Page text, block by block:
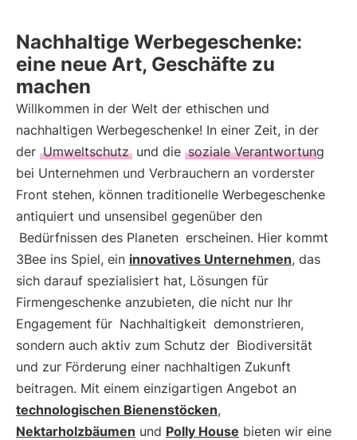
Nachhaltige Werbegeschenke:
eine neue Art, Geschäfte zu
machen
Willkommen in der Welt der ethischen und
nachhaltigen Werbegeschenke! In einer Zeit, in der
der Umweltschutz und die soziale Verantwortung
bei Unternehmen und Verbrauchern an vorderster
Front stehen, können traditionelle Werbegeschenke
antiquiert und unsensibel gegenüber den
Bedürfnissen des Planeten erscheinen. Hier kommt
3Bee ins Spiel, ein innovatives Unternehmen, das
sich darauf spezialisiert hat, Lösungen für
Firmengeschenke anzubieten, die nicht nur Ihr
Engagement für Nachhaltigkeit demonstrieren,
sondern auch aktiv zum Schutz der Biodiversität
und zur Förderung einer nachhaltigen Zukunft
beitragen. Mit einem einzigartigen Angebot an
technologischen Bienenstöcken,
Nektarholzbäumen und Polly House bieten wir eine